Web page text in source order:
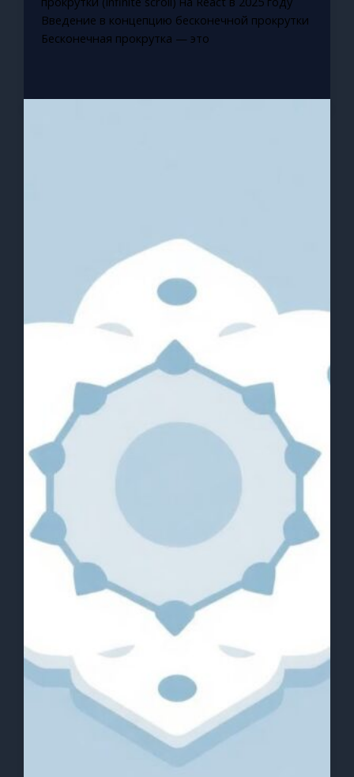
Введение в концепцию бесконечной прокрутки
Бесконечная прокрутка — это